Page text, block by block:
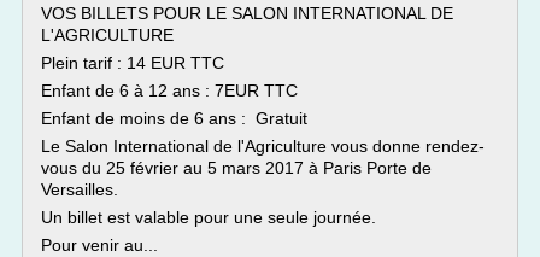
VOS BILLETS POUR LE SALON INTERNATIONAL DE
L'AGRICULTURE
Plein tarif : 14 EUR TTC
Enfant de 6 à 12 ans : 7EUR TTC
Enfant de moins de 6 ans : Gratuit
Le Salon International de l'Agriculture vous donne rendez-
vous du 25 février au 5 mars 2017 à Paris Porte de
Versailles.
Un billet est valable pour une seule journée.
Pour venir au...